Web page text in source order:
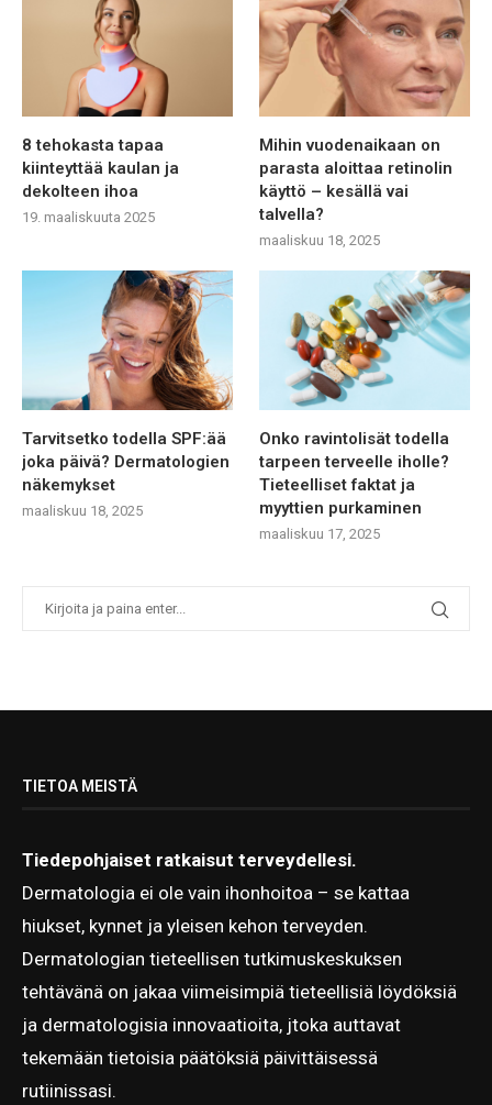
8 tehokasta tapaa
kiinteyttää kaulan ja
dekolteen ihoa
19. maaliskuuta 2025
Mihin vuodenaikaan on
parasta aloittaa retinolin
käyttö – kesällä vai
talvella?
maaliskuu 18, 2025
Tarvitsetko todella SPF:ää
joka päivä? Dermatologien
näkemykset
maaliskuu 18, 2025
Onko ravintolisät todella
tarpeen terveelle iholle?
Tieteelliset faktat ja
myyttien purkaminen
maaliskuu 17, 2025
TIETOA MEISTÄ
Tiedepohjaiset ratkaisut terveydellesi.
Dermatologia ei ole vain ihonhoitoa – se kattaa
hiukset, kynnet ja yleisen kehon terveyden.
Dermatologian tieteellisen tutkimuskeskuksen
tehtävänä on jakaa viimeisimpiä tieteellisiä löydöksiä
ja dermatologisia innovaatioita, jtoka auttavat
tekemään tietoisia päätöksiä päivittäisessä
rutiinissasi.